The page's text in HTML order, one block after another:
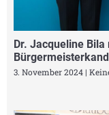
Dr. Jacqueline Bila
3. November 2024